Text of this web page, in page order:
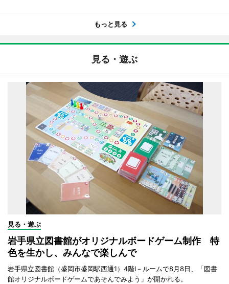
もっと見る
見る・遊ぶ
見る・遊ぶ
岩手県立図書館がオリジナルボードゲーム制作 特
色を生かし、みんなで楽しんで
岩手県立図書館（盛岡市盛岡駅西通1）4階I－ルームで8月8日、「図書
館オリジナルボードゲームであそんでみよう」が開かれる。